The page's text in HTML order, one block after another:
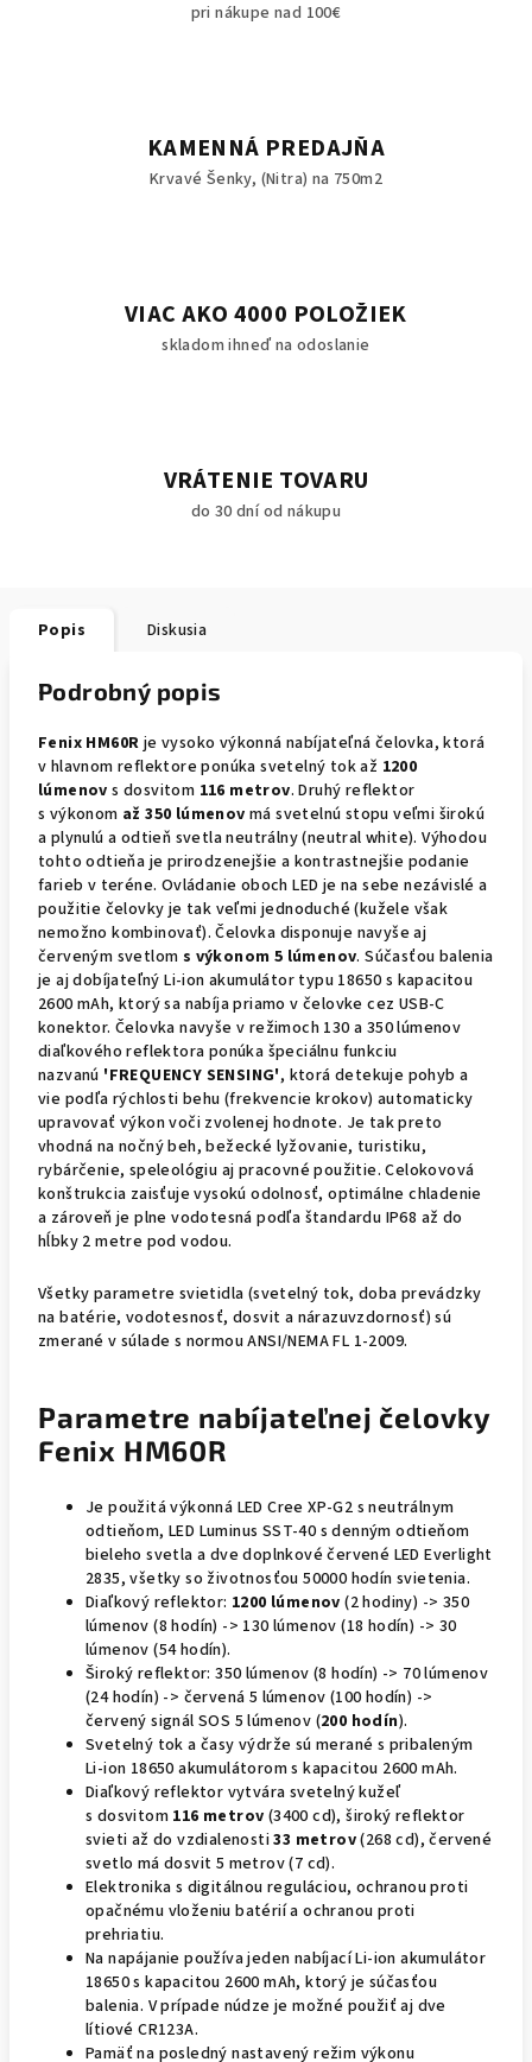
pri nákupe nad 100€
KAMENNÁ PREDAJŇA
Krvavé Šenky, (Nitra) na 750m2
VIAC AKO 4000 POLOŽIEK
skladom ihneď na odoslanie
VRÁTENIE TOVARU
do 30 dní od nákupu
Popis Diskusia
Podrobný popis
Fenix HM60Rje vysoko výkonná nabíjateľná čelovka, ktorá
v hlavnom reflektore ponúka svetelný tok až 1200
lúmenov s dosvitom 116 metrov. Druhý reflektor
s výkonom až 350 lúmenov má svetelnú stopu veľmi širokú
a plynulú a odtieň svetla neutrálny (neutral white). Výhodou
tohto odtieňa je prirodzenejšie a kontrastnejšie podanie
farieb v teréne. Ovládanie oboch LED je na sebe nezávislé a
použitie čelovky je tak veľmi jednoduché (kužele však
nemožno kombinovať). Čelovka disponuje navyše aj
červeným svetlom s výkonom 5 lúmenov. Súčasťou balenia
je ajdobíjateľný Li-ion akumulátor typu 18650 s kapacitou
2600 mAh, ktorý sa nabíja priamo v čelovke cez USB-C
konektor. Čelovka navyše v režimoch 130 a 350 lúmenov
diaľkového reflektora ponúka špeciálnu funkciu
nazvanú 'FREQUENCY SENSING', ktorá detekuje pohyb a
vie podľa rýchlosti behu (frekvencie krokov) automaticky
upravovať výkon voči zvolenej hodnote. Je tak preto
vhodná na nočný beh, bežecké lyžovanie, turistiku,
rybárčenie, speleológiu aj pracovné použitie. Celokovová
konštrukcia zaisťuje vysokú odolnosť, optimálne chladenie
a zároveň je plne vodotesná podľa štandardu IP68 až do
hĺbky 2 metre pod vodou.
Všetky parametre svietidla (svetelný tok, doba prevádzky
na batérie, vodotesnosť, dosvit a nárazuvzdornosť) sú
zmerané v súlade s normouANSI/NEMA FL 1-2009.
Parametre nabíjateľnej čelovky
Fenix HM60R
Je použitá výkonná LED Cree XP-G2 s neutrálnym
odtieňom, LED Luminus SST-40 s denným odtieňom
bieleho svetla a dve doplnkové červené LED Everlight
2835, všetky so životnosťou 50000 hodín svietenia.
Diaľkový reflektor: 1200 lúmenov (2 hodiny) -> 350
lúmenov (8 hodín) -> 130 lúmenov (18 hodín) -> 30
lúmenov (54 hodín).
Široký reflektor: 350 lúmenov (8 hodín) -> 70 lúmenov
(24 hodín) -> červená 5 lúmenov (100 hodín) ->
červený signál SOS 5 lúmenov (200 hodín).
Svetelný tok a časy výdrže sú merané s pribaleným
Li-ion 18650 akumulátorom s kapacitou 2600 mAh.
Diaľkový reflektor vytvára svetelný kužeľ
s dosvitom 116 metrov (3400 cd), široký reflektor
svieti až do vzdialenosti33 metrov(268 cd), červené
svetlo má dosvit 5 metrov (7 cd).
Elektronika s digitálnou reguláciou, ochranou proti
opačnému vloženiu batérií a ochranou proti
prehriatiu.
Na napájanie používa jeden nabíjacíLi-ion akumulátor
18650 s kapacitou 2600 mAh, ktorý je súčasťou
balenia. V prípade núdze je možné použiť aj dve
lítiové CR123A.
Pamäť na posledný nastavený režim výkonu